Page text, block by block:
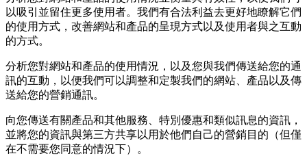
以吸引並留住更多使用者。我們有合法利益去更好地瞭解它們
的使用方式，改善網站和產品的呈現方式以及使用者與之互動
的方式。
分析您對網站和產品的使用情況，以及您與我們傳送給您的通
訊的互動，以便我們可以調整和定製我們的網站、產品以及傳
送給您的營銷通訊。
向您傳送有關產品和其他服務、特別優惠和類似訊息的資訊，
並將您的資訊與第三方共享以用於他們自己的營銷目的（但僅
在不需要您同意的情況下）。